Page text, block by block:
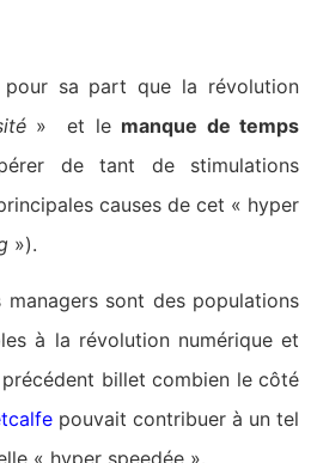
pour sa part que la révolution
» et le manque de temps
de tant de stimulations
causes de cet « hyper
»).
sont des populations
à la révolution numérique et
billet combien le côté
pouvait contribuer à un tel